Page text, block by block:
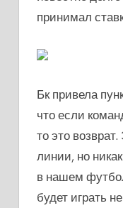
принимал
Бк привела
что если
то это
линии, но
в нашем
будет играть